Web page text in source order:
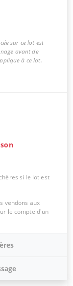
sur ce lot est
avant de
à ce lot.
si le lot est
vendons aux
le compte d'un